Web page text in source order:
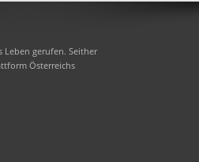
Leben gerufen. Seither
Österreichs
.at sollte zum